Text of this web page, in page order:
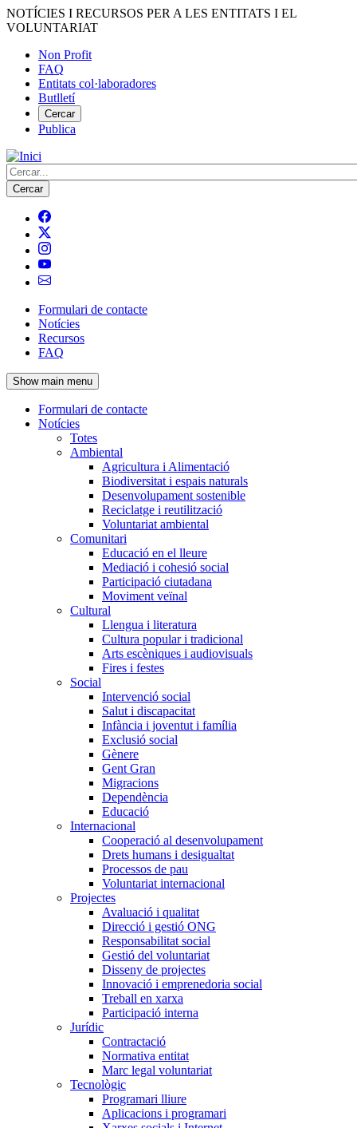
Vés
al
NOTÍCIES I RECURSOS PER A LES ENTITATS I EL
VOLUNTARIAT
Menú
del
compte
d'usuari
Non Profit
FAQ
Entitats col·laboradores
Butlletí
Cercar
Publica
Cerca
Navegació
principal
de
l'encapçalament
Formulari de contacte
Notícies
Recursos
FAQ
Show main menu
Navegació
principal
Formulari de contacte
Notícies
Totes
Ambiental
Agricultura i Alimentació
Biodiversitat i espais naturals
Desenvolupament sostenible
Reciclatge i reutilització
Voluntariat ambiental
Comunitari
Educació en el lleure
Mediació i cohesió social
Participació ciutadana
Moviment veïnal
Cultural
Llengua i literatura
Cultura popular i tradicional
Arts escèniques i audiovisuals
Fires i festes
Social
Intervenció social
Salut i discapacitat
Infància i joventut i família
Exclusió social
Gènere
Gent Gran
Migracions
Dependència
Educació
Internacional
Cooperació al desenvolupament
Drets humans i desigualtat
Processos de pau
Voluntariat internacional
Projectes
Avaluació i qualitat
Direcció i gestió ONG
Responsabilitat social
Gestió del voluntariat
Disseny de projectes
Innovació i emprenedoria social
Treball en xarxa
Participació interna
Jurídic
Contractació
Normativa entitat
Marc legal voluntariat
Tecnològic
Programari lliure
Aplicacions i programari